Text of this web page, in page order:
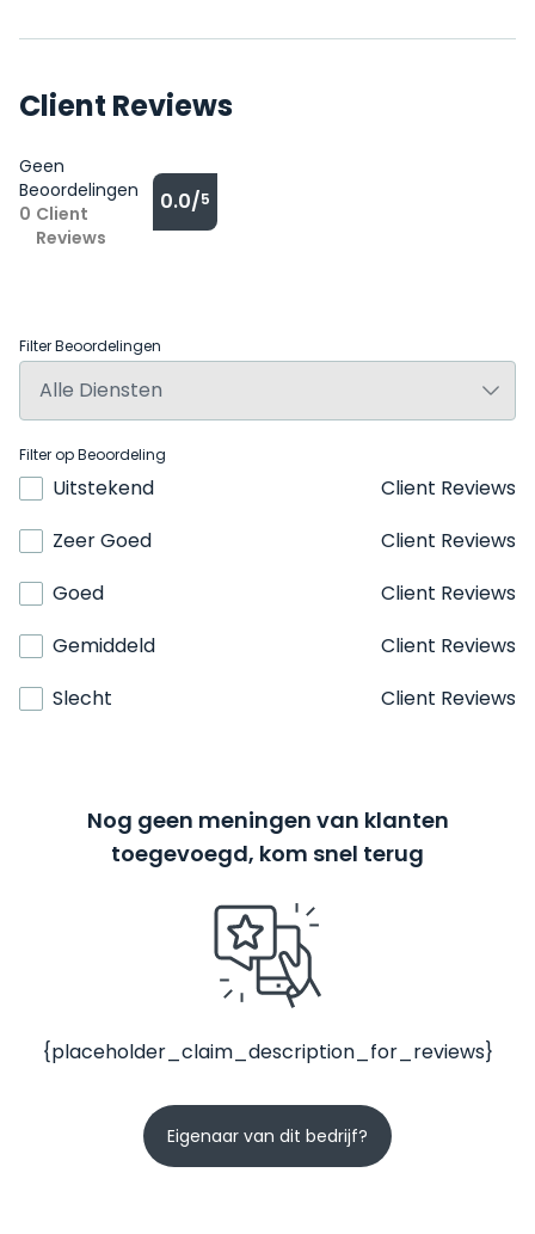
Client Reviews
Geen
Beoordelingen
0 Client
Reviews
0.0/5
Filter Beoordelingen
Filter op Beoordeling
Uitstekend
Client Reviews
Zeer Goed
Client Reviews
Goed
Client Reviews
Gemiddeld
Client Reviews
Slecht
Client Reviews
Nog geen meningen van klanten
toegevoegd, kom snel terug
{placeholder_claim_description_for_reviews}
Eigenaar van dit bedrijf?